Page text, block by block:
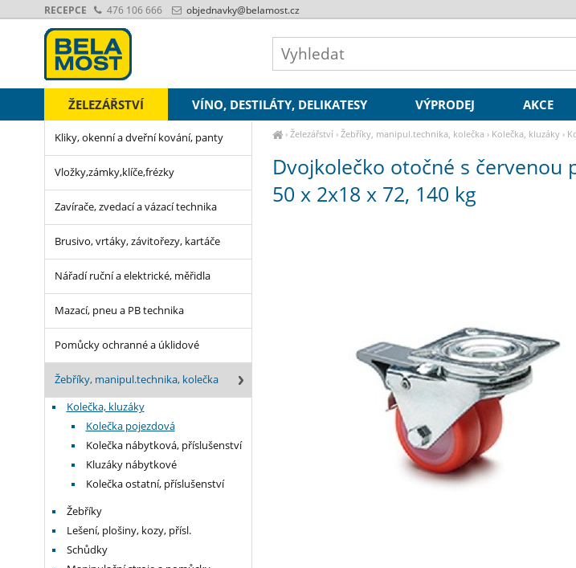
› Železářství› Žebříky, manipul.technika, kolečka › Kolečka, kluzáky›
Dvojkolečko otočné s červenou
50 x 2x18 x 72, 140 kg
Kliky, okenní a dveřní kování, panty
Vložky,zámky,klíče,frézky
Zavírače, zvedací a vázací technika
Brusivo, vrtáky, závitořezy, kartáče
Nářadí ruční a elektrické, měřidla
Mazací, pneu a PB technika
Pomůcky ochranné a úklidové
Žebříky, manipul.technika, kolečka
Kolečka, kluzáky
Kolečka pojezdová
Kolečka nábytková, příslušenství
Kluzáky nábytkové
Kolečka ostatní, příslušenství
Žebříky
Lešení, plošiny, kozy, přísl.
Schůdky
ŽELEZÁŘSTVÍ VÍNO, DESTILÁTY, DELIKATESY VÝPRODEJ AKCE
RECEPCE 476 106 666 objednavky@belamost.cz